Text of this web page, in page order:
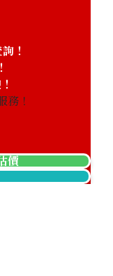
！
！
價